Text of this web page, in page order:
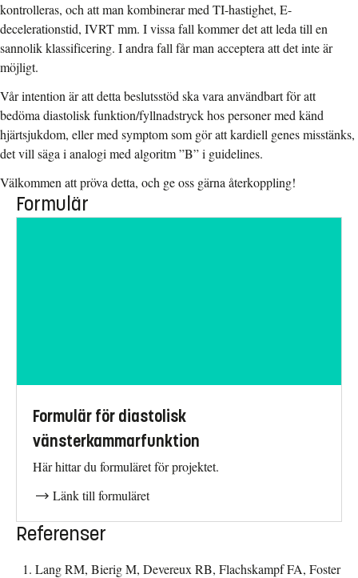
kontrolleras, och att man kombinerar med TI-hastighet, E-
decelerationstid, IVRT mm. I vissa fall kommer det att leda till en
sannolik klassificering. I andra fall får man acceptera att det inte är
möjligt.
Vår intention är att detta beslutsstöd ska vara användbart för att
bedöma diastolisk funktion/fyllnadstryck hos personer med känd
hjärtsjukdom, eller med symptom som gör att kardiell genes misstänks,
det vill säga i analogi med algoritm ”B” i guidelines.
Välkommen att pröva detta, och ge oss gärna återkoppling!
Formulär
Formulär för diastolisk
vänsterkammarfunktion
Här hittar du formuläret för projektet.
Länk till formuläret
Referenser
Lang RM, Bierig M, Devereux RB, Flachskampf FA, Foster